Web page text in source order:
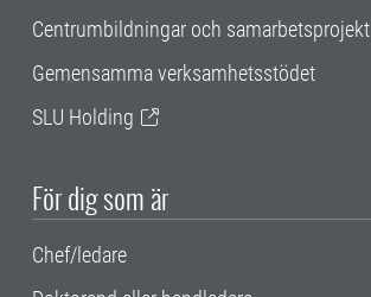
Centrumbildningar och samarbetsprojekt
Gemensamma verksamhetsstödet
SLU Holding
För dig som är
Chef/ledare